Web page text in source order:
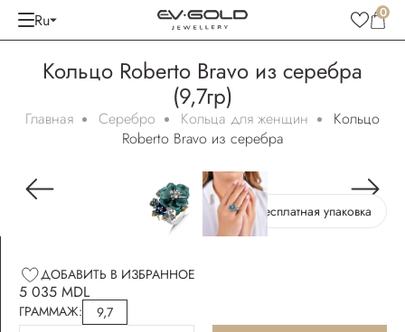
Ru 0
Кольцо Roberto Bravo из серебра
(9,7гр)
Главная Серебро Кольца для женщин
Кольцо
Roberto Bravo из серебра
Бесплатная упаковка
ДОБАВИТЬ В ИЗБРАННОЕ
5 035 MDL
ГРАММАЖ:
9,7